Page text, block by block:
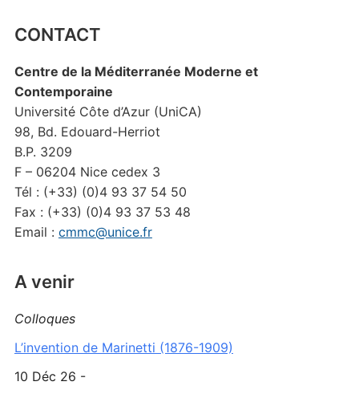
CONTACT
Centre de la Méditerranée Moderne et
Contemporaine
Université Côte d’Azur (UniCA)
98, Bd. Edouard-Herriot
B.P. 3209
F – 06204 Nice cedex 3
Tél : (+33) (0)4 93 37 54 50
Fax : (+33) (0)4 93 37 53 48
Email : cmmc@unice.fr
A venir
Colloques
L’invention de Marinetti (1876-1909)
10 Déc 26 -